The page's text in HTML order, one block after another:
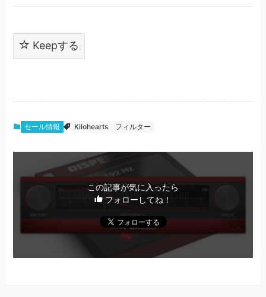
Keepする
セール情報 Kilohearts フィルター
この記事が気に入ったら
フォローしてね！